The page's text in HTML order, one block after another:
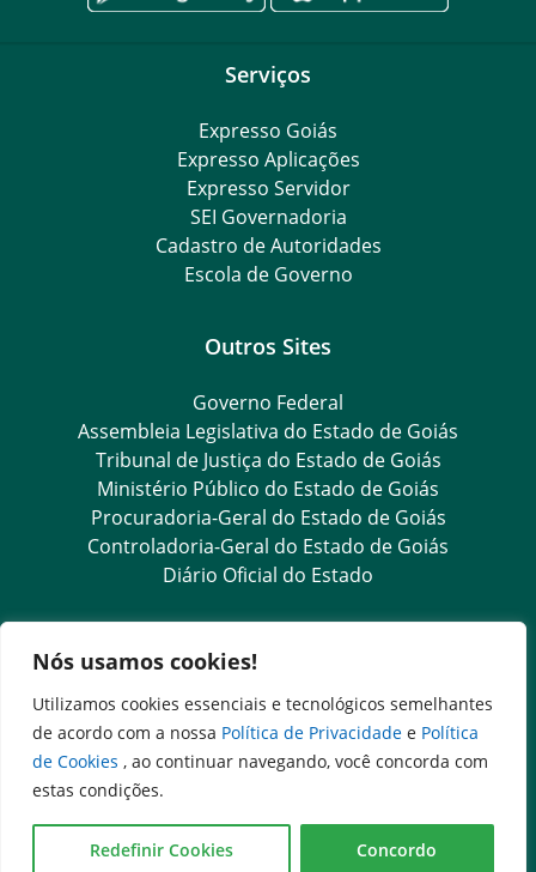
Nós usamos cookies!
Utilizamos cookies essenciais e tecnológicos semelhantes
de acordo com a nossa Política de Privacidade e Política
de Cookies , ao continuar navegando, você concorda com
estas condições.
Redefinir Cookies Concordo
Serviços
Expresso Goiás
Expresso Aplicações
Expresso Servidor
SEI Governadoria
Cadastro de Autoridades
Escola de Governo
Outros Sites
Governo Federal
Assembleia Legislativa do Estado de Goiás
Tribunal de Justiça do Estado de Goiás
Ministério Público do Estado de Goiás
Procuradoria-Geral do Estado de Goiás
Controladoria-Geral do Estado de Goiás
Diário Oficial do Estado
Transparência e Ouvidoria
LGPD
Goiás Transparência
Dados Abertos Goiás
e-SIC – Serviço Eletrônico de Informação ao Cidadão
SIC – Serviço de Informação ao Cidadão
Ouvidoria Setorial